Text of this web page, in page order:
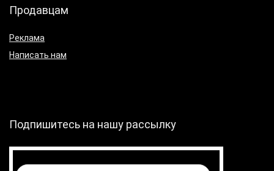
Продавцам
Реклама
Написать нам
Подпишитесь на нашу рассылку